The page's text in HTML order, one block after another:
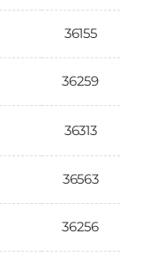
36155
36259
36313
36563
36256